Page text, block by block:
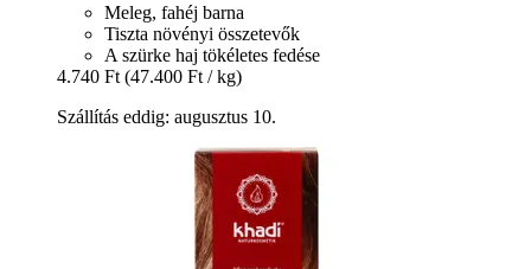
Meleg, fahéj barna
Tiszta növényi összetevők
A szürke haj tökéletes fedése
4.740 Ft (47.400 Ft / kg)
Szállítás eddig: augusztus 10.